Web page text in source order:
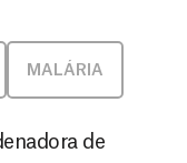
MALÁRIA
de